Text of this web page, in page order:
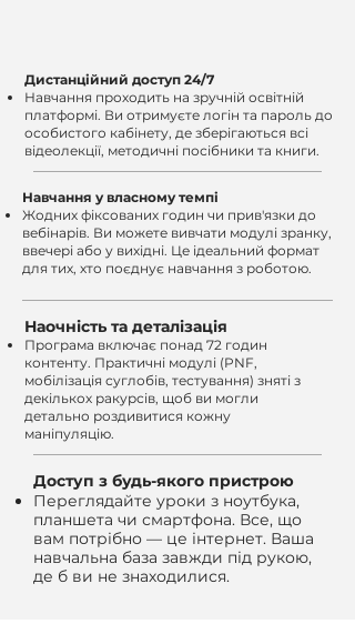
Дистанційний доступ 24/7
Навчання проходить на зручній освітній
платформі. Ви отримуєте логін та пароль до
особистого кабінету, де зберігаються всі
відеолекції, методичні посібники та книги.
Навчання у власному темпі
Жодних фіксованих годин чи прив'язки до
вебінарів. Ви можете вивчати модулі зранку,
ввечері або у вихідні. Це ідеальний формат
для тих, хто поєднує навчання з роботою.
Наочність та деталізація
Програма включає понад 72 годин
контенту. Практичні модулі (PNF,
мобілізація суглобів, тестування) зняті з
декількох ракурсів, щоб ви могли
детально роздивитися кожну
маніпуляцію.
Доступ з будь-якого пристрою
Переглядайте уроки з ноутбука,
планшета чи смартфона. Все, що
вам потрібно — це інтернет. Ваша
навчальна база завжди під рукою,
де б ви не знаходилися.